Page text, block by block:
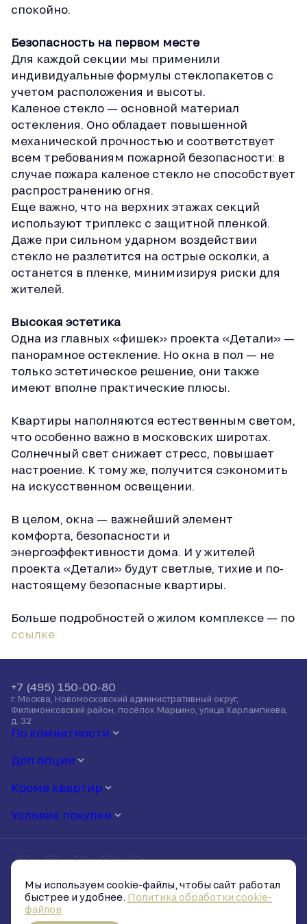
спокойно.
Безопасность на первом месте
Для каждой секции мы применили
индивидуальные формулы стеклопакетов с
учетом расположения и высоты.
Каленое стекло — основной материал
остекления. Оно обладает повышенной
механической прочностью и соответствует
всем требованиям пожарной безопасности: в
случае пожара каленое стекло не способствует
распространению огня.
Еще важно, что на верхних этажах секций
используют триплекс с защитной пленкой.
Даже при сильном ударном воздействии
стекло не разлетится на острые осколки, а
останется в пленке, минимизируя риски для
жителей.
Высокая эстетика
Одна из главных «фишек» проекта «Детали» —
панорамное остекление. Но окна в пол — не
только эстетическое решение, они также
имеют вполне практические плюсы.
Квартиры наполняются естественным светом,
что особенно важно в московских широтах.
Солнечный свет снижает стресс, повышает
настроение. К тому же, получится сэкономить
на искусственном освещении.
В целом, окна — важнейший элемент
комфорта, безопасности и
энергоэффективности дома. И у жителей
проекта «Детали» будут светлые, тихие и по-
настоящему безопасные квартиры.
Больше подробностей о жилом комплексе — по
ссылке.
По комнатности
Доп опции
Кроме квартир
Условия покупки
+7 (495) 150-00-80
г. Москва, Новомосковский административный округ,
Филимонковский район, посёлок Марьино, улица Харлампиева,
д. 32
Политика обработки персональных данных
Политика обработки cookie-файлов
Условия и запреты на распространение персональных данных
Мы используем cookie-файлы, чтобы сайт работал
быстрее и удобнее. Политика обработки cookie-
файлов